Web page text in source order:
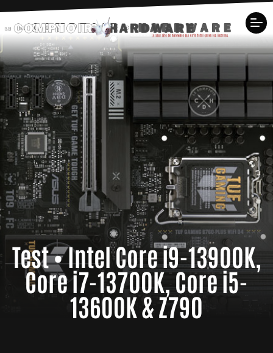
Test • Intel Core i9-13900K,
Core i7-13700K, Core i5-
13600K & Z790